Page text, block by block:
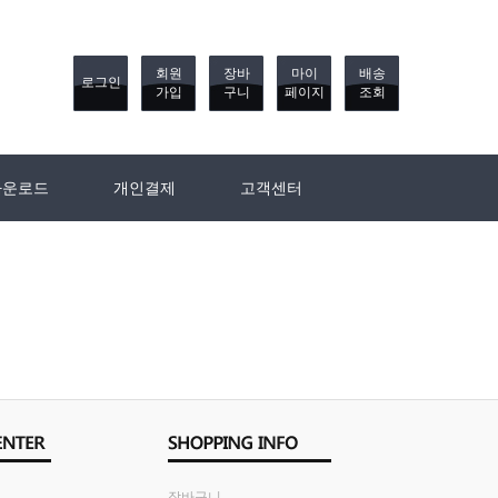
로그인
회원
가입
장바
구니
마이
페이지
배송
조회
로드 개인결제 고객센터